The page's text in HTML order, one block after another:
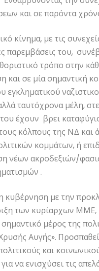
και σε παρόντα
κίνημα, με τις
παρεμβάσεις του,
τρόπο στην
και σε μία σημαντική
εγκληματικού
ταυτόχρονα μέλη,
έχουν βρει
κόλπους της ΝΔ και
κομμάτων, ή
νέων ακροδεξιών/
.
κυβέρνηση με την
των κυρίαρχων ΜΜΕ,
μέρος της
Αυγής».
και
να ενισχύσει τις